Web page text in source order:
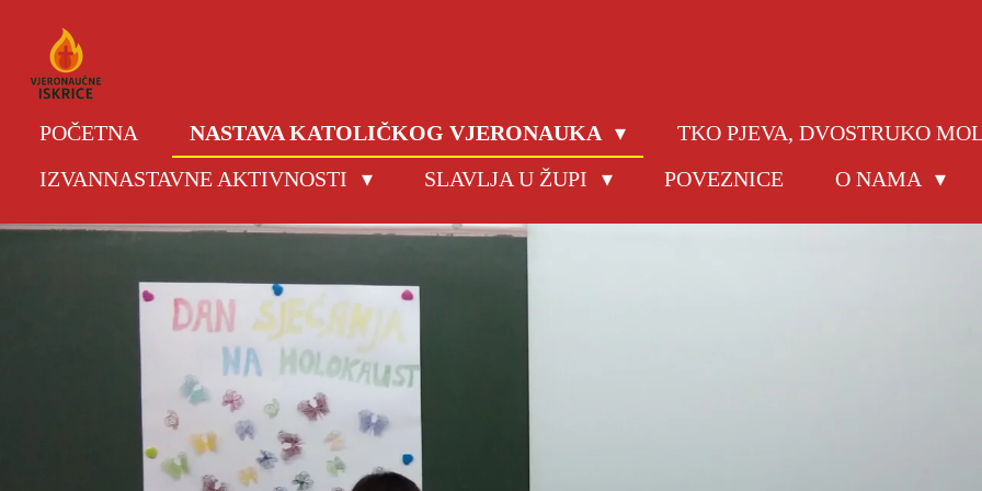
main
content
POČETNA NASTAVA KATOLIČKOG VJERONAUKA
TKO PJEVA, DVOSTRUKO
IZVANNASTAVNE AKTIVNOSTI
SLAVLJA U ŽUPI POVEZNICE O NAMA